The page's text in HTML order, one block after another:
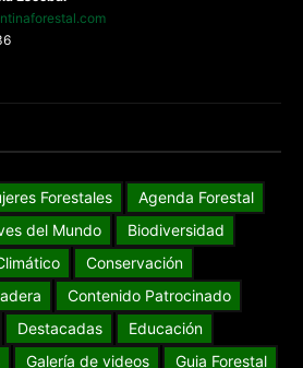
Forestales
Agenda Forestal
del Mundo
Biodiversidad
Conservación
Contenido Patrocinado
Destacadas
Educación
Galería de videos
Guia Forestal